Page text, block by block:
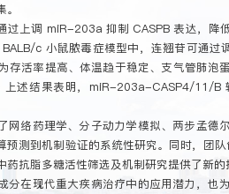
过上调 miR-203a 抑制 CASPB 表达，降
c 小鼠脓毒症模型中，连翘苷可通
存活率提高、体温趋于稳定、支气管肺泡
上述结果表明，miR-203a-CASP4/11/B
网络药理学、分子动力学模拟、两步孟德
预测到机制验证的系统性研究。同时，团
抗脂多糖活性筛选及机制研究提供了新的
分在现代重大疾病治疗中的应用潜力，也